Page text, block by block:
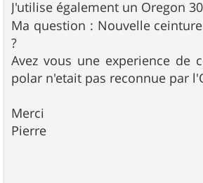
J'utilise également un Oregon
Ma question : Nouvelle
?
Avez vous une experience de
polar n'etait pas reconnue par
Merci
Pierre